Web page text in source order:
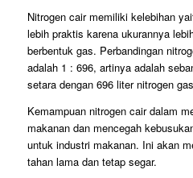
Nitrogen cair memiliki kelebihan
lebih praktis karena ukurannya
berbentuk gas. Perbandingan
adalah 1 : 696, artinya adalah
setara dengan 696 liter nitrogen
Kemampuan nitrogen cair dalam
makanan dan mencegah
untuk industri makanan. Ini akan
tahan lama dan tetap segar.